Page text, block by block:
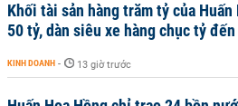
Khối tài sản hàng trăm tỷ của
50 tỷ, dàn siêu xe hàng chục tỷ
KINH DOANH - 13 giờ trước